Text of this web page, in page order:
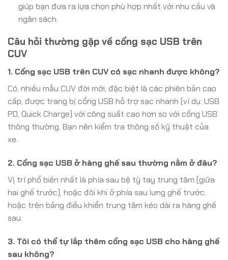
giúp bạn đưa ra lựa chọn phù hợp nhất với nhu cầu và
ngân sách.
Câu hỏi thường gặp về cổng sạc USB trên
CUV
1. Cổng sạc USB trên CUV có sạc nhanh được không?
Có, nhiều mẫu CUV đời mới, đặc biệt là các phiên bản cao
cấp, được trang bị cổng USB hỗ trợ sạc nhanh (ví dụ: USB
PD, Quick Charge) với công suất cao hơn so với cổng USB
thông thường. Bạn nên kiểm tra thông số kỹ thuật của
xe.
2. Cổng sạc USB ở hàng ghế sau thường nằm ở đâu?
Vị trí phổ biến nhất là phía sau bệ tỳ tay trung tâm (giữa
hai ghế trước), hoặc đôi khi ở phía sau lưng ghế trước,
hoặc trên bảng điều khiển trung tâm kéo dài ra hàng ghế
sau.
3. Tôi có thể tự lắp thêm cổng sạc USB cho hàng ghế
sau không?